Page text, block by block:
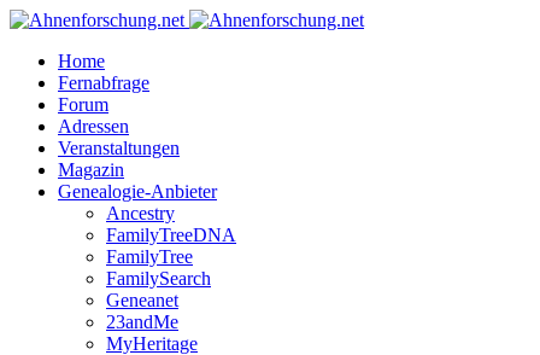
Home
Fernabfrage
Forum
Adressen
Veranstaltungen
Magazin
Genealogie-Anbieter
Ancestry
FamilyTreeDNA
FamilyTree
FamilySearch
Geneanet
23andMe
MyHeritage